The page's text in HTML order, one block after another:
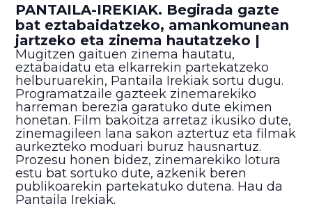
PANTAILA-IREKIAK. Begirada gazte
bat eztabaidatzeko, amankomunean
jartzeko eta zinema hautatzeko |
Mugitzen gaituen zinema hautatu,
eztabaidatu eta elkarrekin partekatzeko
helburuarekin, Pantaila Irekiak sortu dugu.
Programatzaile gazteek zinemarekiko
harreman berezia garatuko dute ekimen
honetan. Film bakoitza arretaz ikusiko dute,
zinemagileen lana sakon aztertuz eta filmak
aurkezteko moduari buruz hausnartuz.
Prozesu honen bidez, zinemarekiko lotura
estu bat sortuko dute, azkenik beren
publikoarekin partekatuko dutena. Hau da
Pantaila Irekiak.